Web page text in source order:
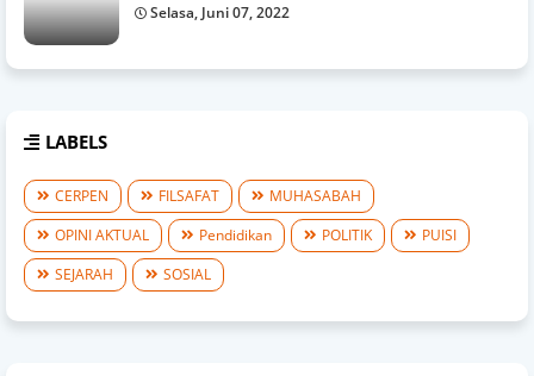
Selasa, Juni 07, 2022
LABELS
CERPEN FILSAFAT
MUHASABAH
OPINI AKTUAL
Pendidikan POLITIK
PUISI
SEJARAH
SOSIAL